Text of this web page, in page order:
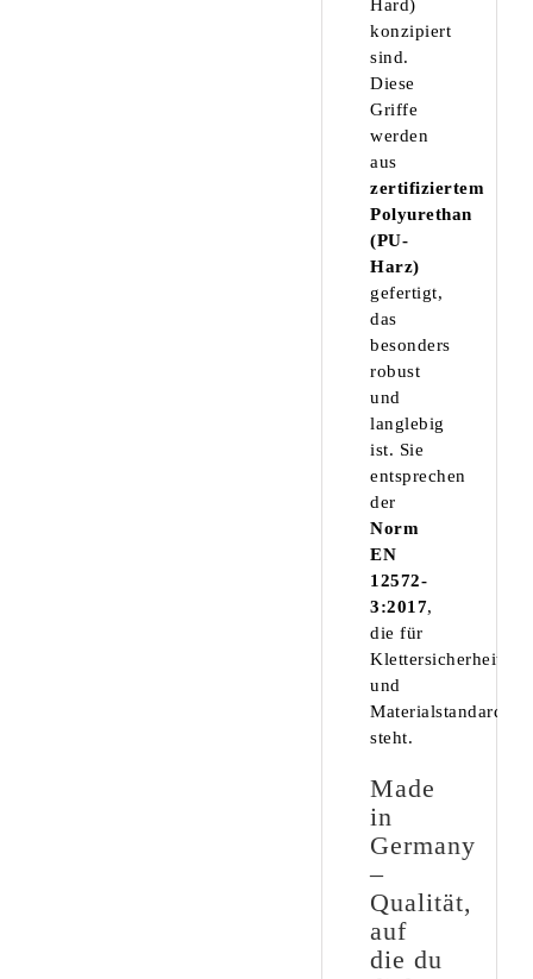
Hard)
konzipiert
sind.
Diese
Griffe
werden
aus
zertifiziertem
Polyurethan
(PU-
Harz)
gefertigt,
das
besonders
robust
und
langlebig
ist. Sie
entsprechen
der
Norm
EN
12572-
3:2017,
die für
Klettersicherheit
und
Materialstandards
steht.
Made
in
Germany
–
Qualität,
auf
die du